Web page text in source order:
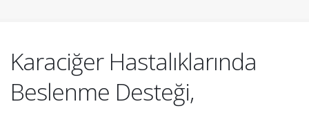
Karaciğer Hastalıklarında
Beslenme Desteği,